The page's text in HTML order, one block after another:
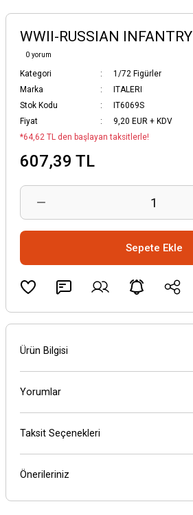
WWII-RUSSIAN INFANTRY
0 yorum
Kategori
1/72 Figürler
Marka
ITALERI
Stok Kodu
IT6069S
Fiyat
9,20 EUR + KDV
*64,62 TL den başlayan taksitlerle!
607,39 TL
Sepete Ekle
Ürün Bilgisi
Yorumlar
Taksit Seçenekleri
Önerileriniz